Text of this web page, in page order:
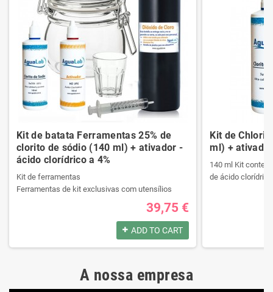
Kit de batata Ferramentas 25% de
clorito de sódio (140 ml) + ativador -
ácido clorídrico a 4%
Kit de ferramentas
Ferramentas de kit exclusivas com utensílios
Ele contém um manual passo a passo.
Veja o conteúdo do kit na descrição.
Ferramentas de kit exclusivas com utensílios
39,75 €
ADD TO CART
Kit de
ml) +
140 ml Kit
de ácido clorídrico
A nossa empresa